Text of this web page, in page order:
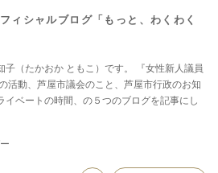
ィシャルブログ「もっと、わくわく
子（たかおか ともこ）です。 『女性新人議員
活動、芦屋市議会のこと、芦屋市行政のお知
イベートの時間、の５つのブログを記事にし